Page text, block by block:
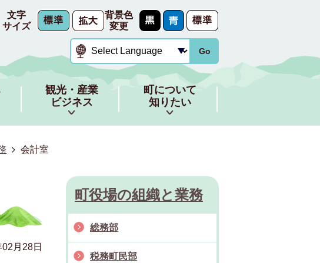
文字
サイズ
背景色
変更
Go
観光・産業
ビジネス
町について
知りたい
会計室
月28日
町役場の組織と業務
総務部
税務町民部